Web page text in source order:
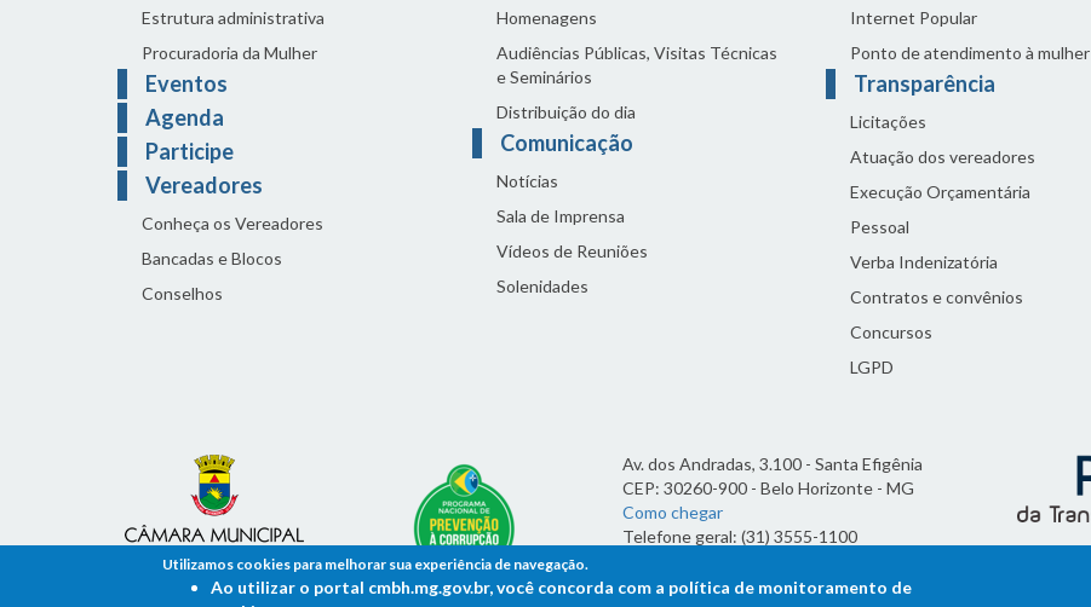
Estrutura administrativa
Procuradoria da Mulher
Eventos
Agenda
Participe
Vereadores
Conheça os Vereadores
Bancadas e Blocos
Conselhos
Homenagens
Audiências Públicas, Visitas Técnicas
e Seminários
Distribuição do dia
Comunicação
Notícias
Sala de Imprensa
Vídeos de Reuniões
Solenidades
Internet Popular
Ponto de atendimento à mulher
Transparência
Licitações
Atuação dos vereadores
Execução Orçamentária
Pessoal
Verba Indenizatória
Contratos e convênios
Concursos
LGPD
Av. dos Andradas, 3.100 - Santa Efigênia
CEP: 30260-900 - Belo Horizonte - MG
Como chegar
Telefone geral: (31) 3555-1100
7h às 19h
Utilizamos cookies para melhorar sua experiência de navegação.
Ao utilizar o portal cmbh.mg.gov.br, você concorda com a política de monitoramento de